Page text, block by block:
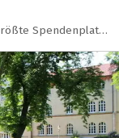
Deutschlands größte Spendenplattform